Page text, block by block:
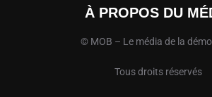
À PROPOS DU
© MOB – Le média de la
Tous droits réservés